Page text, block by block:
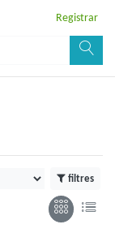
Registrar
filtres